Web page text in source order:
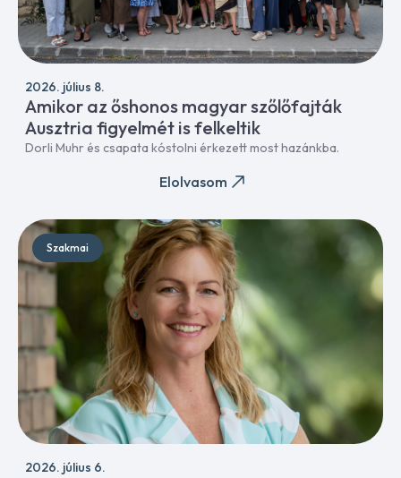
2026. július 8.
Amikor az őshonos magyar szőlőfajták
Ausztria figyelmét is felkeltik
Dorli Muhr és csapata kóstolni érkezett most hazánkba.
Elolvasom
Szakmai
2026. július 6.